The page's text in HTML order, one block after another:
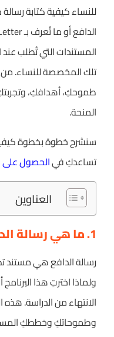
للنساء كيفية كتابة
المستندات التي تُطلب
تلك المخصصة للنساء. من
طموحكِ، أهدافكِ،
المنحة.
سنشرح خطوة بخطوة
تساعدكِ فيالحصول
العناوين
1. ما هي رسالة الدافع ولماذا هي مهمة؟
رسالة الدافع هي مستند
ولماذا اخترتِ هذا
الانتهاء من الدراسة.
وطموحاتكِ وخططكِ